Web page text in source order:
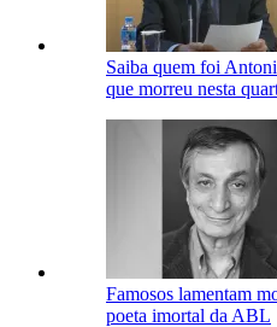
Saiba quem foi
que morreu nesta
Famosos lamentam
poeta imortal da ABL